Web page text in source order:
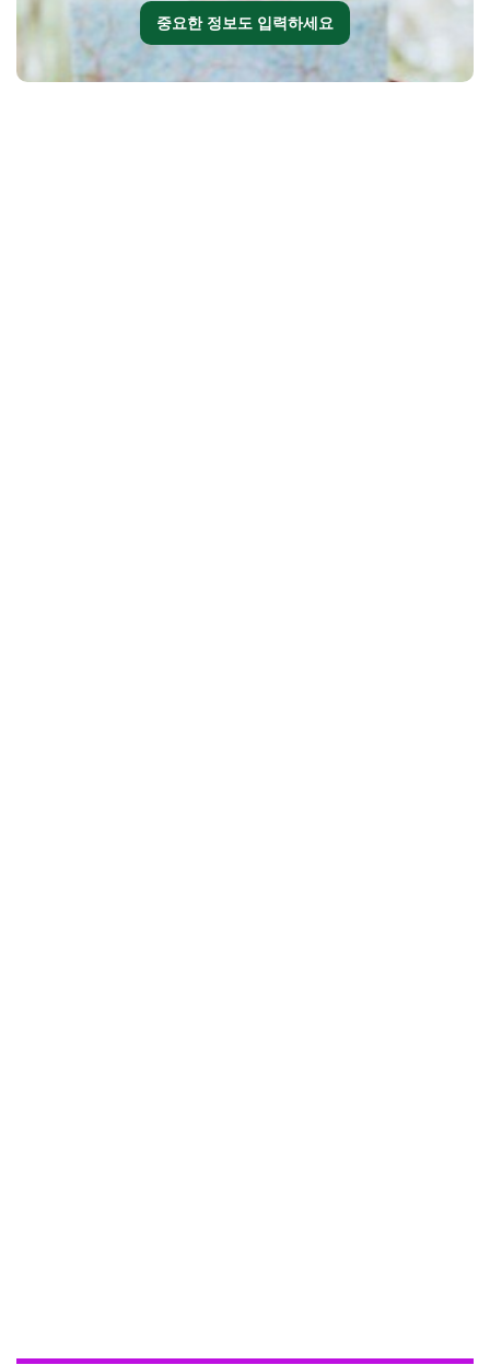
중요한 정보도 입력하세요